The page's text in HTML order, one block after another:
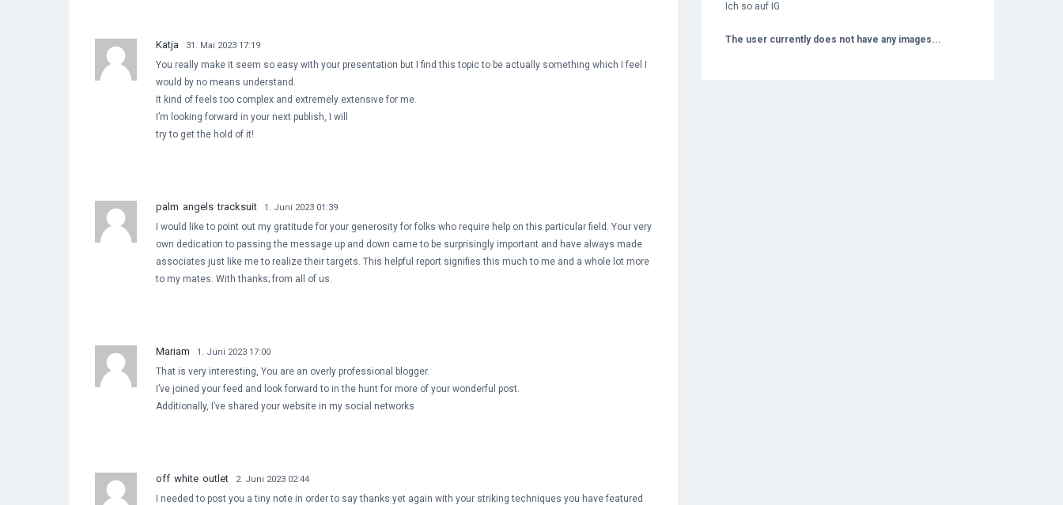
Katja 31. Mai 2023 17:19
You really make it seem so easy with your presentation but I find this topic to be actually something which I feel I
would by no means understand.
It kind of feels too complex and extremely extensive for me.
I’m looking forward in your next publish, I will
try to get the hold of it!
palm angels tracksuit 1. Juni 2023 01:39
I would like to point out my gratitude for your generosity for folks who require help on this particular field. Your very
own dedication to passing the message up and down came to be surprisingly important and have always made
associates just like me to realize their targets. This helpful report signifies this much to me and a whole lot more
to my mates. With thanks; from all of us.
Mariam 1. Juni 2023 17:00
That is very interesting, You are an overly professional blogger.
I’ve joined your feed and look forward to in the hunt for more of your wonderful post.
Additionally, I’ve shared your website in my social networks
off white outlet 2. Juni 2023 02:44
I needed to post you a tiny note in order to say thanks yet again with your striking techniques you have featured
Ich so auf IG
The user currently does not have any images...